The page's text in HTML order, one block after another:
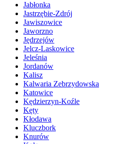
Jabłonka
Jastrzębie-Zdrój
Jawiszowice
Jaworzno
Jędrzejów
Jelcz-Laskowice
Jeleśnia
Jordanów
Kalisz
Kalwaria Zebrzydowska
Katowice
Kędzierzyn-Koźle
Kęty
Kłodawa
Kluczbork
Knurów